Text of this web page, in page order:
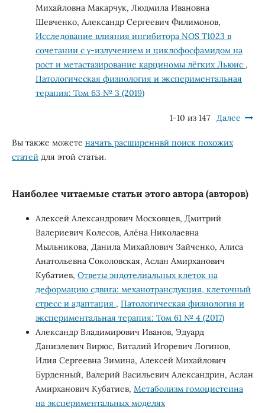
Михайловна Макарчук, Людмила Ивановна
Шевченко, Александр Сергеевич Филимонов,
Исследование влияния ингибитора NOS Т1023 в
сочетании с γ-излучением и циклофосфамидом на
рост и метастазирование карциномы лёгких Льюис ,
Патологическая физиология и экспериментальная
терапия: Том 63 № 3 (2019)
1-10 из 147 Далее
Вы также можете начать расширеннвй поиск похожих
статей для этой статьи.
Наиболее читаемые статьи этого автора (авторов)
Алексей Александрович Московцев, Дмитрий
Валериевич Колесов, Алёна Николаевна
Мыльникова, Данила Михайлович Зайченко, Алиса
Анатольевна Соколовская, Аслан Амирханович
Кубатиев, Ответы эндотелиальных клеток на
деформацию сдвига: механотрансдукция, клеточный
стресс и адаптация , Патологическая физиология и
экспериментальная терапия: Том 61 № 4 (2017)
Александр Владимирович Иванов, Эдуард
Даниэлевич Вирюс, Виталий Игоревич Логинов,
Илия Сергеевна Зимина, Алексей Михайлович
Бурденный, Валерий Васильевич Александрин, Аслан
Амирханович Кубатиев, Метаболизм гомоцистеина
на экспериментальных моделях